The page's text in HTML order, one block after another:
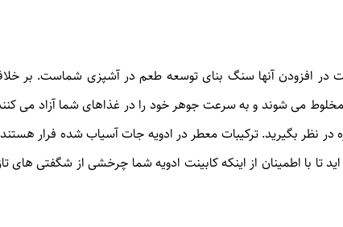
در افزودن آنها سنگ بنای توسعه طعم در آشپزی شماست. بر
می شوند و به سرعت جوهر خود را در غذاهای شما آزاد می
در نظر بگیرید. ترکیبات معطر در ادویه جات آسیاب شده فرار
با اطمینان از اینکه کابینت ادویه شما چرخشی از شگفتی های